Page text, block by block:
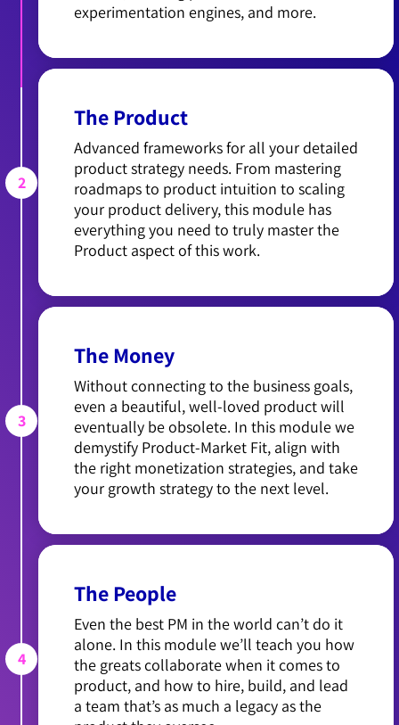
experimentation engines, and more.
The Product
Advanced frameworks for all your detailed
product strategy needs. From mastering
roadmaps to product intuition to scaling
your product delivery, this module has
everything you need to truly master the
Product aspect of this work.
2
The Money
Without connecting to the business goals,
even a beautiful, well-loved product will
eventually be obsolete. In this module we
demystify Product-Market Fit, align with
the right monetization strategies, and take
your growth strategy to the next level.
3
The People
Even the best PM in the world can’t do it
alone. In this module we’ll teach you how
the greats collaborate when it comes to
product, and how to hire, build, and lead
a team that’s as much a legacy as the
4